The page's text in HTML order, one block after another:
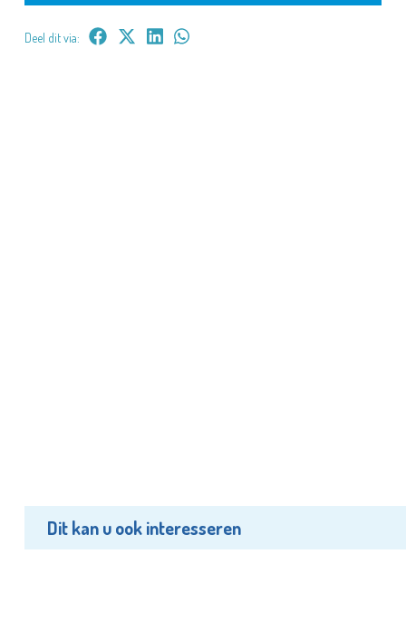
Deel dit via:
Dit kan u ook interesseren